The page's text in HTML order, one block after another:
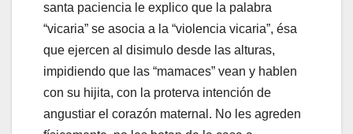
santa paciencia le explico que la palabra
“vicaria” se asocia a la “violencia vicaria”, ésa
que ejercen al disimulo desde las alturas,
impidiendo que las “mamaces” vean y hablen
con su hijita, con la proterva intención de
angustiar el corazón maternal. No les agreden